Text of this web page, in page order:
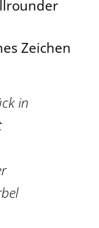
Zeichen
in